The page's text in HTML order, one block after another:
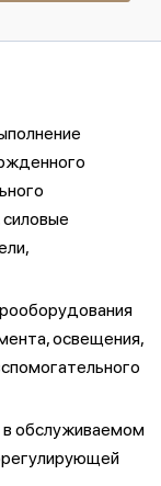
освещения,
в обслуживаемом